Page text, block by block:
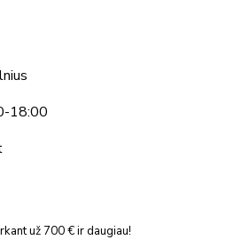
18:00
už 700 € ir daugiau!